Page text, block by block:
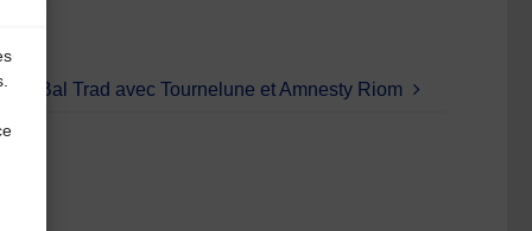
Bal Trad avec Tournelune et Amnesty Riom